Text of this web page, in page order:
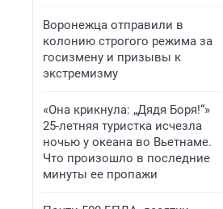
Воронежца отправили в
колонию строгого режима за
госизмену и призывы к
экстремизму
«Она крикнула: „Дядя Боря!“»
25-летняя туристка исчезла
ночью у океана во Вьетнаме.
Что произошло в последние
минуты ее пропажи